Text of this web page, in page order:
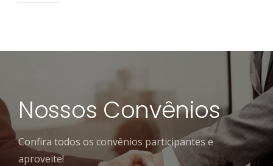
Nossos Convênios
Confira todos os convênios participantes e
aproveite!